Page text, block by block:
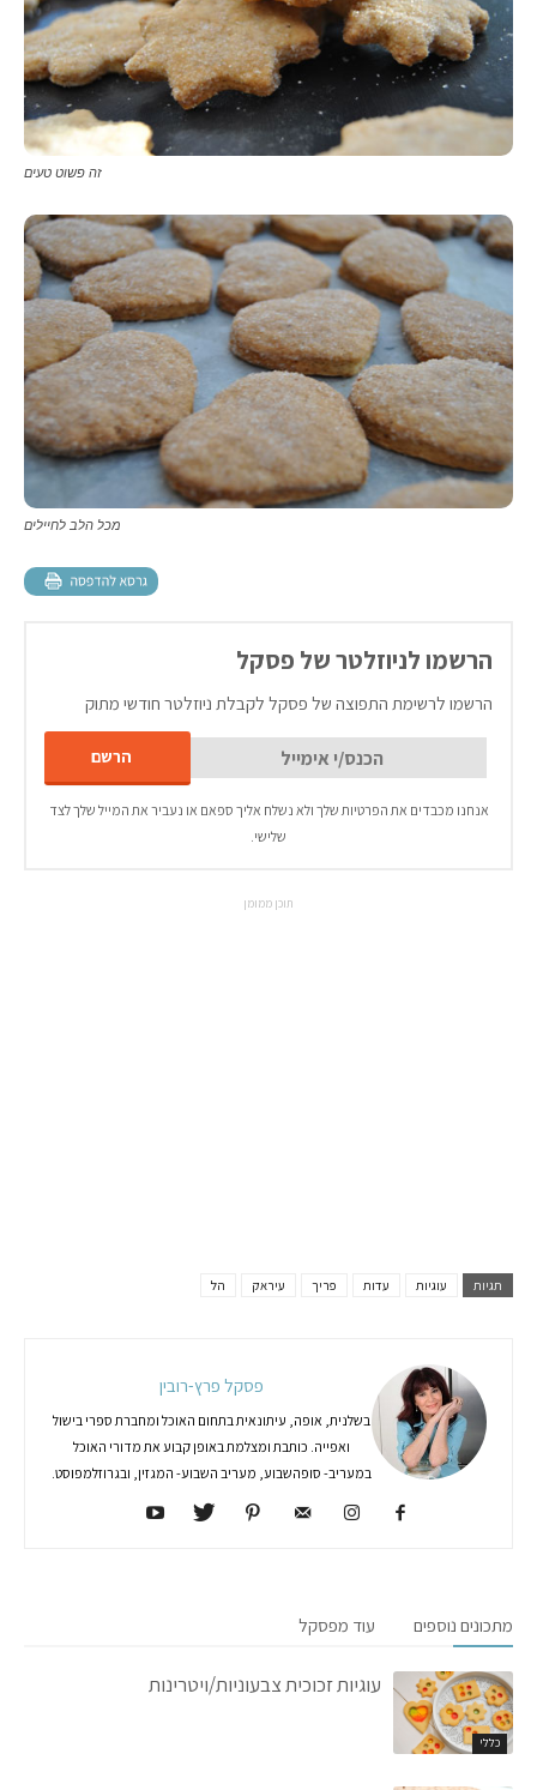
זה פשוט טעים
מכל הלב לחיילים
הרשמו לניוזלטר של פסקל
הרשמו לרשימת התפוצה של פסקל לקבלת ניוזלטר חודשי מתוק
אנחנו מכבדים את הפרטיות שלך ולא נשלח אליך ספאם או נעביר את המייל שלך לצד
שלישי.
תוכן ממומן
תגיות עוגיות עדות פריך עיראק הל
פסקל פרץ-רובין
בשלנית, אופה, עיתונאית בתחום האוכל ומחברת ספרי בישול
ואפייה. כותבת ומצלמת באופן קבוע את מדורי האוכל
במעריב- סופהשבוע, מעריב השבוע- המגזין, ובגרוזלמפוסט.
מתכונים נוספים עוד מפסקל
כללי
עוגיות זכוכית צבעוניות/ויטרינות